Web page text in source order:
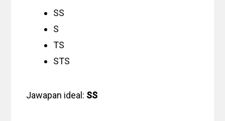
SS
S
TS
STS
Jawapan ideal: SS